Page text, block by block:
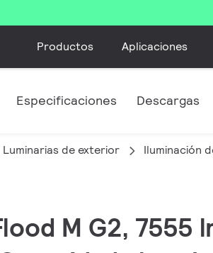
Productos Aplicaciones
Especificaciones Descargas
Luminarias de exterior Iluminación
M G2, 7555